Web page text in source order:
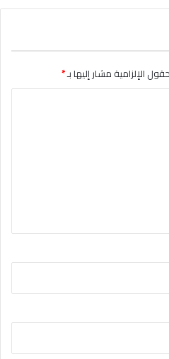
الإلزامية مشار إليها بـ*